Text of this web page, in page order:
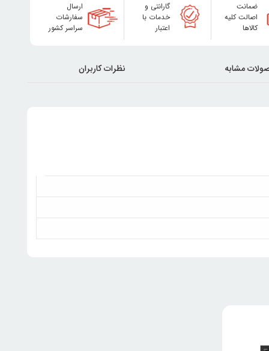
ضمانت
اصالت کلیه
کالاها
گارانتی و
خدمات با
اعتبار
ارسال
سفارشات
سراسر کشور
مشابه نظرات کاربران